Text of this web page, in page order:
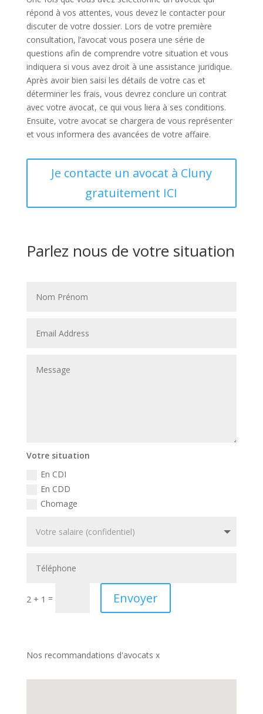
répond à vos attentes, vous devez le contacter pour
discuter de votre dossier. Lors de votre première
consultation, l’avocat vous posera une série de
questions afin de comprendre votre situation et vous
indiquera si vous avez droit à une assistance juridique.
Après avoir bien saisi les détails de votre cas et
déterminer les frais, vous devrez conclure un contrat
avec votre avocat, ce qui vous liera à ses conditions.
Ensuite, votre avocat se chargera de vous représenter
et vous informera des avancées de votre affaire.
Je contacte un avocat à Cluny
gratuitement ICI
Parlez nous de votre situation
Votre situation
En CDI
En CDD
Chomage
2 + 1 = Envoyer
Nos recommandations d'avocats x